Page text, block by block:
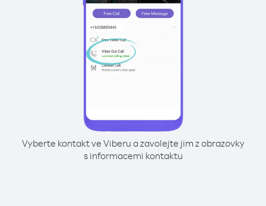
Vyberte kontakt ve Viberu a zavolejte jim z obrazovky
s informacemi kontaktu